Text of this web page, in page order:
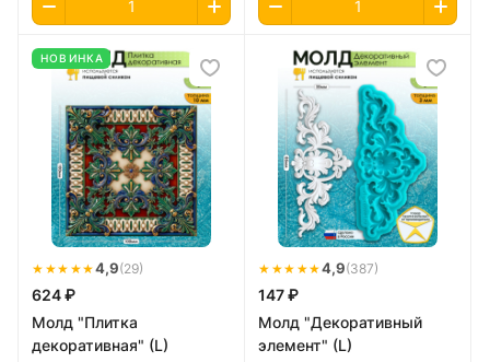
НОВИНКА
★★★★★4,9(29)
624 ₽
Молд "Плитка
декоративная" (L)
★★★★★4,9(387)
147 ₽
Молд "Декоративный
элемент" (L)